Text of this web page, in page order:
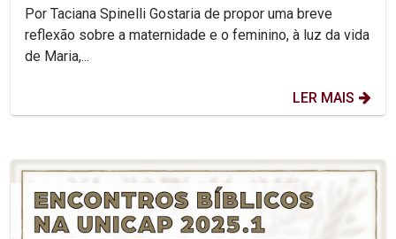
Por Taciana Spinelli Gostaria de propor uma breve
reflexão sobre a maternidade e o feminino, à luz da vida
de Maria,...
LER MAIS